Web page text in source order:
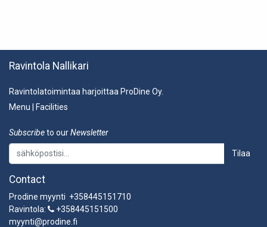
Ravintola Nallikari
Ravintolatoimintaa harjoittaa ProDine Oy.
Menu
Facilities
Subscribeto ourNewsletter
Tilaa
Contact
Prodine myynti +358445151710
Ravintola:
+358445151500
myynti@prodine.fi